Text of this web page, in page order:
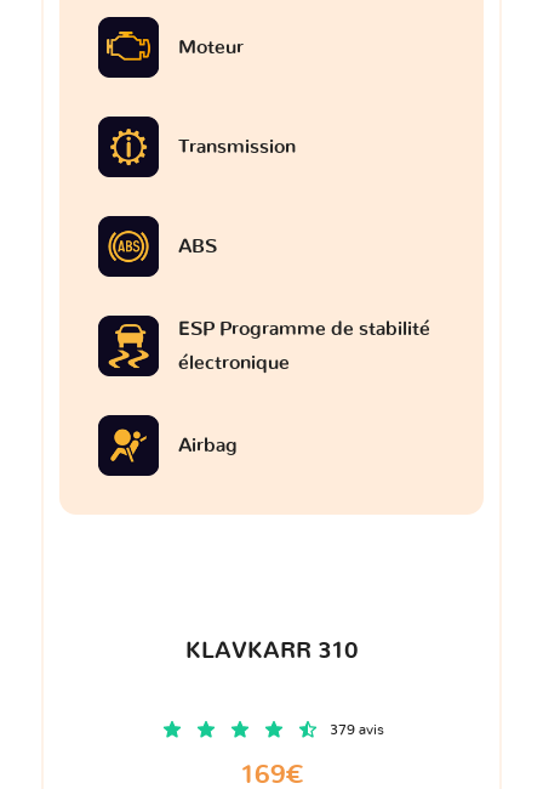
Moteur
Transmission
ABS
ESP Programme de stabilité
électronique
Airbag
KLAVKARR 310
379 avis
169€